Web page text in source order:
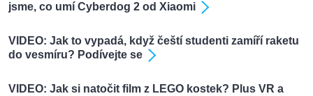
jsme, co umí Cyberdog 2 od Xiaomi
VIDEO: Jak to vypadá, když čeští studenti zamíří raketu
do vesmíru? Podívejte se
VIDEO: Jak si natočit film z LEGO kostek? Plus VR a